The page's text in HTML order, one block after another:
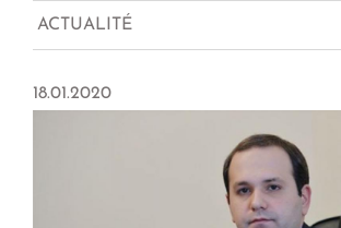
ACTUALITÉ
18.01.2020